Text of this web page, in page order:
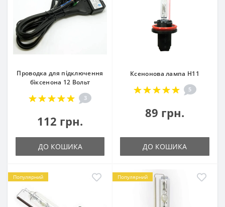
Проводка для підключення
біксенона 12 Вольт
3
112 грн.
ДО КОШИКА
Ксенонова лампа H11
5
89 грн.
ДО КОШИКА
Популярний Популярний